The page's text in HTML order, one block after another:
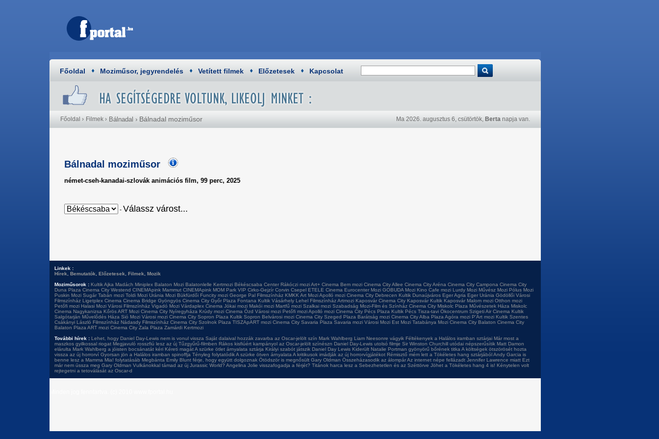
Főoldal Moziműsor, jegyrendelés Vetített filmek Előzetesek Kapcsolat
Főoldal › Filmek › Bálnadal › Bálnadal moziműsor Ma 2026. augusztus 6, csütörtök, Berta napja van.
Bálnadal moziműsor
német-cseh-kanadai-szlovák animációs film, 99 perc, 2025
- Válassz várost...
Linkek :
Hírek
Bemutatók Előzetesek Filmek
Mozik
Moziműsorok : Kultik Ajka Madách Miniplex Balaton Mozi Balatonlelle Kertmozi Békéscsaba Center Rákóczi moziArt+ Cinema Bem mozi Cinema City Allee Cinema City Aréna Cinema City Campona Cinema City
Duna Plaza Cinema City Westend CINEMApink Mammut CINEMApink MOM Park VIP Cirko-Gejzír Corvin Csepel ETELE Cinema Eurocenter Mozi GOBUDA Mozi Kino Cafe mozi Lurdy Mozi Művész Mozi Pólus Mozi
Puskin Mozi Sugár Tabán mozi Toldi Mozi Uránia Mozi Bükfürdői Funcity mozi George Pal Filmszínház KMKK Art MoziApolló mozi Cinema City Debrecen Kultik Dunaújváros Eger Agria Eger Uránia Gödöllői Városi
Filmszínház Ligetplex Cinema Cinema Bridge Gyöngyös Cinema City Győr Plaza Fontana Kultik Vásárhely Lehel FilmszínházArtmozi Kaposvár Cinema City Kaposvár Kultik Kaposvár Malom mozi Otthon mozi
Petőfi mozi Halasi Mozi Városi Filmszínház Vigadó Mozi Várdaplex Cinema Jókai mozi Makói mozi Martfű mozi Szalkai mozi Szabadság Mozi-Film és Színház Cinema City Miskolc Plaza Művészetek Háza Miskolc
Cinema Nagykanizsa Kőrös ART Mozi Cinema City Nyíregyháza Krúdy mozi Cinema Ózd Városi mozi Petőfi moziApolló mozi Cinema City Pécs Plaza Kultik Pécs Tisza-tavi Ökocentrum Szigeti Air Cinema Kultik
Salgótarján Művelődés Háza Sió Mozi Városi mozi Cinema City Sopron Plaza Kultik Sopron Belvárosi mozi Cinema City Szeged Plaza Barátság mozi Cinema City Alba Plaza Agóra mozi P'Art mozi Kultik Szentes
Csákányi László Filmszínház Nádasdy Filmszínház Cinema City Szolnok Plaza TISZApART mozi Cinema City Savaria Plaza Savaria mozi Városi Mozi Est Mozi Tatabánya Mozi Cinema City Balaton Cinema City
Balaton Plaza ART mozi Cinema City Zala Plaza Zamárdi Kertmozi
További hírek : Lehet, hogy Daniel Day-Lewis nem is vonul vissza Saját dalaival hozzák zavarba az Oscar-jelölt szín Mark Wahlberg Liam Neesonre vágyik Féltékenyek a Halálos iramban sztárjai Már most a
maszkos gyilkossal riogat Megjavuló rosszfiú lesz az új Tűzgyűrű-filmben Rákos kisfiúért kampányol az Oscar-jelölt színészn Daniel Day-Lewis utolsó filmje Sir Winston Churchill utódai népszerűsítik Matt Damon
elárulta Mark Wahlberg a jóisten bocsánatát kéri Kéreti magát A szürke ötlet árnyalata sztárja Királyi szabót játszik Daniel Day Lewis Kiderült Natalie Portman gyönyörű bőrének titka A költségek ötszörösét hozta
vissza az új horrorví Gyorsan jön a Halálos iramban spinoffja Tényleg folytatódik A szürke ötven árnyalata A kritikusok imádják az új horrorvígjátékot Rémisztő mém lett a Tökéletes hang sztárjábólAndy Garcia is
benne lesz a Mamma Mia! folytatásáb Megbánta Emily Blunt férje, hogy együtt dolgoznak Ötödször is megnősült Gary Oldman Összeházasodik az álompárAz internet népe fellázadt Jennifer Lawrence miatt Ezt
már nem ússza meg Gary Oldman Vulkánokkal támad az új Jurassic World? Angelina Jolie visszafogadja a férjét? Titánok harca lesz a Sebezhetetlen és az Széttörve Jöhet a Tökéletes hang 4 is! Kénytelen volt
rejtegetni a tetoválását az Oscar-d